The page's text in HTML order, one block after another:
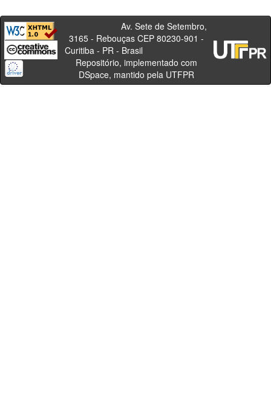
Av. Sete de Setembro,
3165 - Rebouças CEP 80230-901 -
Curitiba - PR - Brasil
Repositório, implementado com
DSpace, mantido pela UTFPR